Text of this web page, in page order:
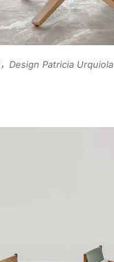
Design Patricia Urquiola